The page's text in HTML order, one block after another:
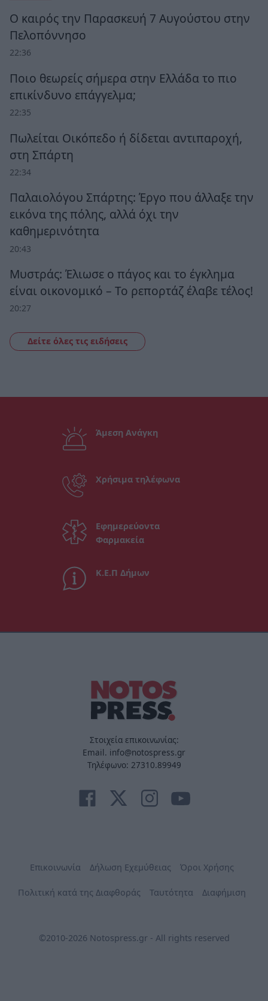
Ο καιρός την Παρασκευή 7 Αυγούστου στην
Πελοπόννησο
22:36
Ποιο θεωρείς σήμερα στην Ελλάδα το πιο
επικίνδυνο επάγγελμα;
22:35
Πωλείται Οικόπεδο ή δίδεται αντιπαροχή,
στη Σπάρτη
22:34
Παλαιολόγου Σπάρτης: Έργο που άλλαξε την
εικόνα της πόλης, αλλά όχι την
καθημερινότητα
20:43
Μυστράς: Έλιωσε ο πάγος και το έγκλημα
είναι οικονομικό – Το ρεπορτάζ έλαβε τέλος!
20:27
Δείτε όλες τις ειδήσεις
Άμεση Ανάγκη
Χρήσιμα τηλέφωνα
Εφημερεύοντα
Φαρμακεία
Κ.Ε.Π Δήμων
Στοιχεία επικοινωνίας:
Email. info@notospress.gr
Τηλέφωνο: 27310.89949
Επικοινωνία Δήλωση Εχεμύθειας Όροι Χρήσης
Πολιτική κατά της Διαφθοράς Ταυτότητα Διαφήμιση
©2010-2026 Notospress.gr - All rights reserved